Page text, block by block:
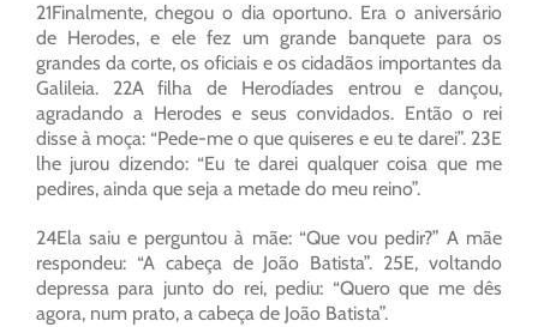
21Finalmente, chegou o dia oportuno. Era o aniversário
de Herodes, e ele fez um grande banquete para os
grandes da corte, os oficiais e os cidadãos importantes da
Galileia. 22A filha de Herodíades entrou e dançou,
agradando a Herodes e seus convidados. Então o rei
disse à moça: “Pede-me o que quiseres e eu te darei”. 23E
lhe jurou dizendo: “Eu te darei qualquer coisa que me
pedires, ainda que seja a metade do meu reino”.
24Ela saiu e perguntou à mãe: “Que vou pedir?” A mãe
respondeu: “A cabeça de João Batista”. 25E, voltando
depressa para junto do rei, pediu: “Quero que me dês
agora, num prato, a cabeça de João Batista”.